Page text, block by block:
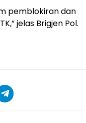
pemblokiran dan
jelas Brigjen Pol.